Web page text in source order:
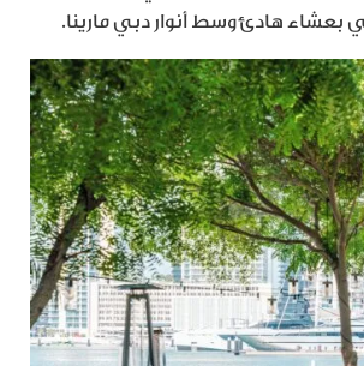
هادئ وسط أنوار دبي مارينا.